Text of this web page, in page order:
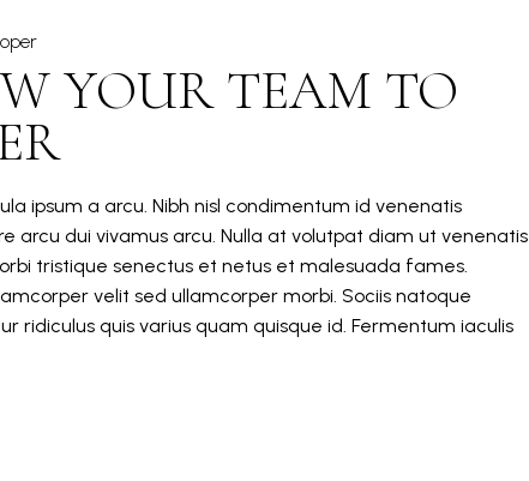
YOUR TEAM TO
ipsum a arcu. Nibh nisl condimentum id venenatis
arcu dui vivamus arcu. Nulla at volutpat diam ut venenatis
tristique senectus et netus et malesuada fames.
velit sed ullamcorper morbi. Sociis natoque
ridiculus quis varius quam quisque id. Fermentum iaculis